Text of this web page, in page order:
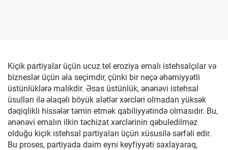
Kiçik partiyalar üçün ucuz tel eroziya emalı istehsalçılar və
bizneslər üçün əla seçimdir, çünki bir neçə əhəmiyyətli
üstünlüklərə malikdir. Əsas üstünlük, ənənəvi istehsal
üsulları ilə əlaqəli böyük alətlər xərcləri olmadan yüksək
dəqiqlikli hissələr təmin etmək qabiliyyətində olmasıdır. Bu,
ənənəvi emalın ilkin təchizat xərclərinin qəbuledilməz
olduğu kiçik istehsal partiyaları üçün xüsusilə sərfəli edir.
Bu proses, partiyada daim eyni keyfiyyəti saxlayaraq,